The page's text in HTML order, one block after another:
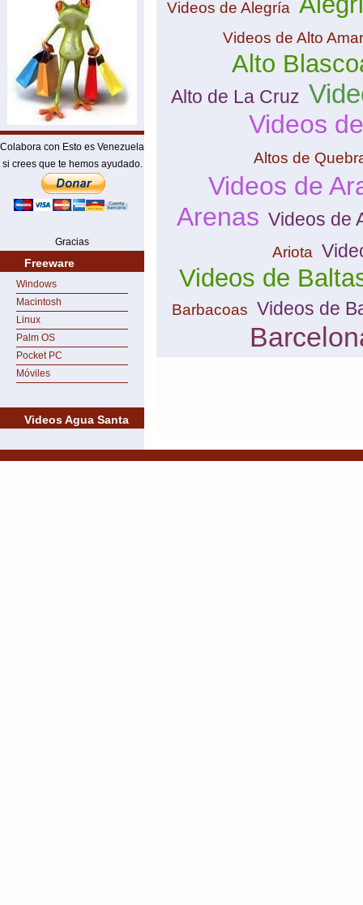
Colabora con Esto es Venezuela
si crees que te hemos ayudado.
Gracias
Freeware
Windows
Macintosh
Linux
Palm OS
Pocket PC
Móviles
Videos Agua Santa
Videos de Alegría
Videos de Alto
Alto
Alto de La Cruz
Videos
Altos de
Videos de
Arenas Videos de
Ariota
Videos de
Barbacoas Videos de